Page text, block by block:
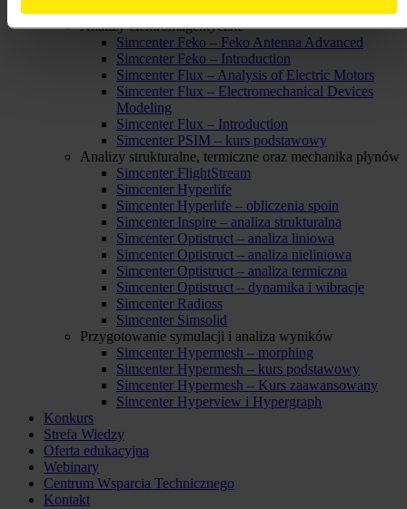
Szkolenia
Analizy elektromagentyczne
Simcenter Feko – Feko Antenna Advanced
Simcenter Feko – Introduction
Simcenter Flux – Analysis of Electric Motors
Simcenter Flux – Electromechanical Devices
Modeling
Simcenter Flux – Introduction
Simcenter PSIM – kurs podstawowy
Analizy strukturalne, termiczne oraz mechanika płynów
Simcenter FlightStream
Simcenter Hyperlife
Simcenter Hyperlife – obliczenia spoin
Simcenter Inspire – analiza strukturalna
Simcenter Optistruct – analiza liniowa
Simcenter Optistruct – analiza nieliniowa
Simcenter Optistruct – analiza termiczna
Simcenter Optistruct – dynamika i wibracje
Simcenter Radioss
Simcenter Simsolid
Przygotowanie symulacji i analiza wyników
Simcenter Hypermesh – morphing
Simcenter Hypermesh – kurs podstawowy
Simcenter Hypermesh – Kurs zaawansowany
Simcenter Hyperview i Hypergraph
Konkurs
Strefa Wiedzy
Oferta edukacyjna
Webinary
Centrum Wsparcia Technicznego
Kontakt